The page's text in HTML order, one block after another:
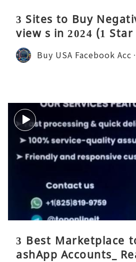
3 Sites to Buy
view s in 2024 (1 Star
Buy USA Facebook Acc
3 Best Marketplace
ashApp Accounts_